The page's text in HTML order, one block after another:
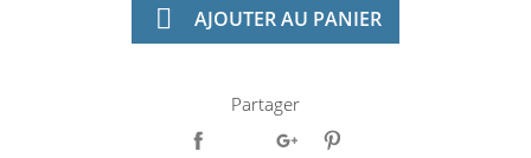
 AJOUTER AU PANIER
Partager